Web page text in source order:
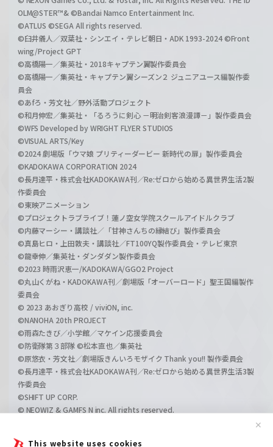
This website uses cookies
✕
OLM@STER™& ©Bandai Namco Entertainment Inc.
©ATLUS ©SEGA All rights reserved.
©臼井儀人／双葉社・シンエイ・テレビ朝日・ADK 1993-2024 ©Front
wing/Project GPT
©高橋陽一／集英社・2018キャプテン翼製作委員会
©高橋陽一／集英社・キャプテン翼シーズン２ ジュニアユース編製作委
員会
©あfろ・芳文社／野外活動プロジェクト
©和月伸宏／集英社・「るろうに剣心 －明治剣客浪漫譚－」製作委員会
©WFS Developed by WRIGHT FLYER STUDIOS
©VISUAL ARTS/Key
©2024 劇場版「ウマ娘 プリティーダービー 新時代の扉」製作委員会
©KADOKAWA CORPORATION 2024
©長月達平・株式会社KADOKAWA刊／Re:ゼロから始める異世界生活2製
作委員会
©東映アニメーション
©プロジェクトラブライブ！蓮ノ空女学院スクールアイドルクラブ
©内藤マーシー・講談社／「甘神さんちの縁結び」製作委員会
©真島ヒロ・上田敦夫・講談社／FT100YQ製作委員会・テレビ東京
©龍幸伸／集英社・ダンダダン製作委員会
©2023 時雨沢恵一/KADOKAWA/GGO2 Project
©丸山くがね・KADOKAWA刊／劇場版「オーバーロード」聖王国編製作
委員会
© 2023 あおぎり高校 / viviON, inc.
©NANOHA 20th PROJECT
©雨森たきび／小学館／マケイン応援委員会
©防衛隊第３部隊 ©松本直也／集英社
©原悠衣・芳文社／劇場版きんいろモザイク Thank you!! 製作委員会
©長月達平・株式会社KADOKAWA刊／Re:ゼロから始める異世界生活3製
作委員会
©SHIFT UP CORP.
© NEOWIZ & GAMFS N inc. All rights reserved.